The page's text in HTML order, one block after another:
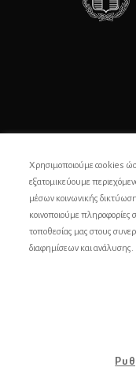
Χρησιμοποιούμε cookies
εξατομικεύουμε
μέσων κοινωνικής
κοινοποιούμε πληροφορίες
τοποθεσίας μας στους
διαφημίσεων και ανάλυσης.